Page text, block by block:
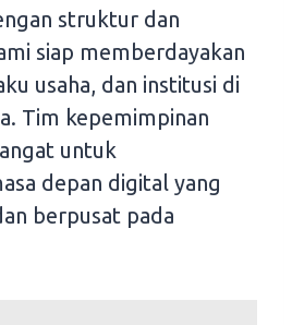
struktur dan
siap memberdayakan
usaha, dan institusi di
Tim kepemimpinan
untuk
depan digital yang
berpusat pada